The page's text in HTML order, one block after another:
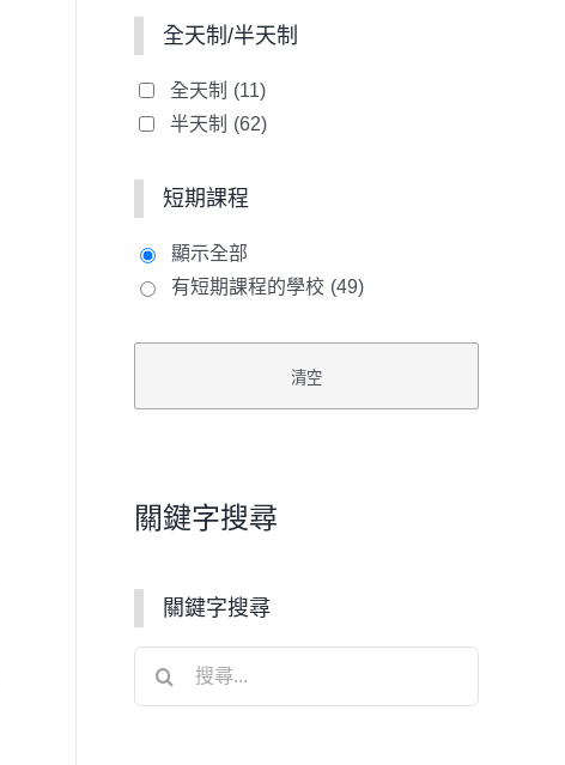
全天制/半天制
全天制 (11)
半天制 (62)
短期課程
顯示全部
有短期課程的學校 (49)
關鍵字搜尋
關鍵字搜尋